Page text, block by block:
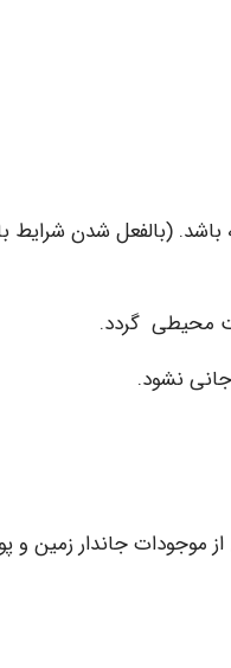
(بالفعل شدن شرایط
محیطی گردد.
نشود.
جاندار زمین و